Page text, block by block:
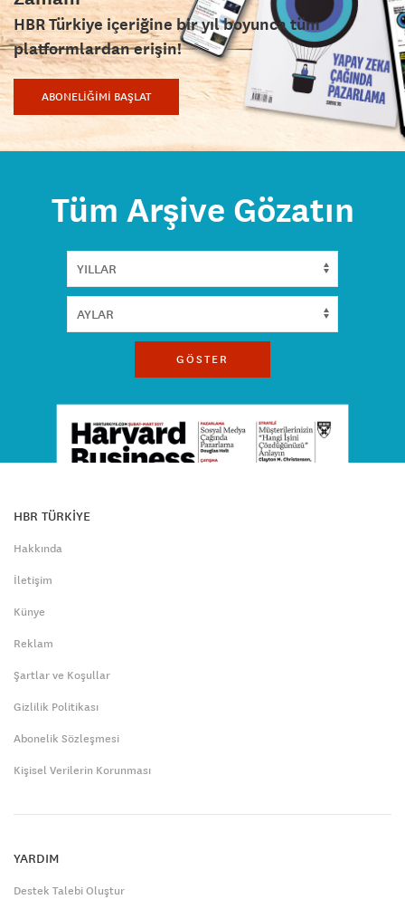
HBR Türkiye içeriğine bir yıl boyunca tüm
platformlardan erişin!
ABONELİĞİMİ BAŞLAT
Tüm Arşive Gözatın
GÖSTER
HBR TÜRKİYE
Hakkında
İletişim
Künye
Reklam
Şartlar ve Koşullar
Gizlilik Politikası
Abonelik Sözleşmesi
Kişisel Verilerin Korunması
YARDIM
Destek Talebi Oluştur